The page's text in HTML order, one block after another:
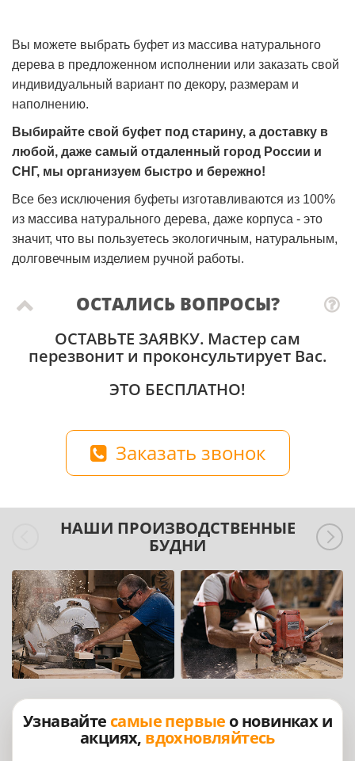
Вы можете выбрать буфет из массива натурального
дерева в предложенном исполнении или заказать свой
индивидуальный вариант по декору, размерам и
наполнению.
Выбирайте свой буфет под старину, а доставку в
любой, даже самый отдаленный город России и
СНГ, мы организуем быстро и бережно!
Все без исключения буфеты изготавливаются из 100%
из массива натурального дерева, даже корпуса - это
значит, что вы пользуетесь экологичным, натуральным,
долговечным изделием ручной работы.
ОСТАЛИСЬ ВОПРОСЫ?
ОСТАВЬТЕ ЗАЯВКУ. Мастер сам
перезвонит и проконсультирует Вас.
ЭТО БЕСПЛАТНО!
Заказать звонок
НАШИ ПРОИЗВОДСТВЕННЫЕ
БУДНИ
Узнавайте самые первые о новинках и
акциях, вдохновляйтесь